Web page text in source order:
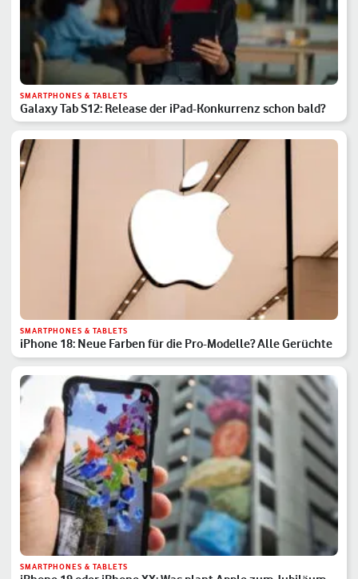
SMARTPHONES & TABLETS
Galaxy Tab S12: Release der iPad-Konkurrenz schon bald?
SMARTPHONES & TABLETS
iPhone 18: Neue Farben für die Pro-Modelle? Alle Gerüchte
SMARTPHONES & TABLETS